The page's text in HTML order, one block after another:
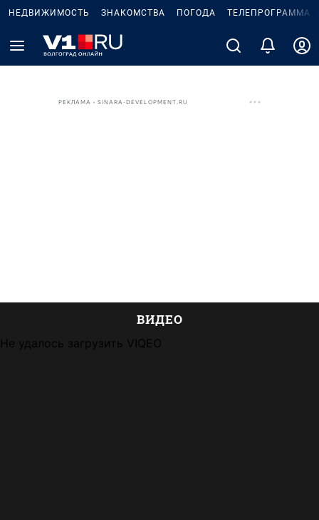
НЕДВИЖИМОСТЬ ЗНАКОМСТВА ПОГОДА ТЕЛЕПРОГРАММА
РЕКЛАМА • SINARA-DEVELOPMENT.RU
ВИДЕО
Не удалось загрузить VIQEO